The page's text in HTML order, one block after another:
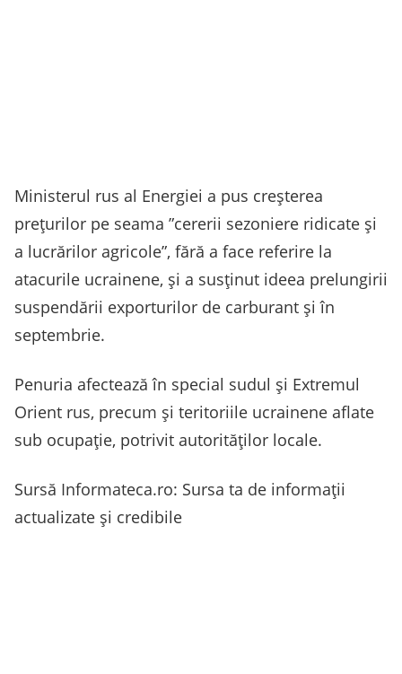
Ministerul rus al Energiei a pus creşterea
preţurilor pe seama ”cererii sezoniere ridicate şi
a lucrărilor agricole”, fără a face referire la
atacurile ucrainene, şi a susţinut ideea prelungirii
suspendării exporturilor de carburant şi în
septembrie.
Penuria afectează în special sudul şi Extremul
Orient rus, precum şi teritoriile ucrainene aflate
sub ocupaţie, potrivit autorităţilor locale.
Sursă Informateca.ro: Sursa ta de informații
actualizate și credibile